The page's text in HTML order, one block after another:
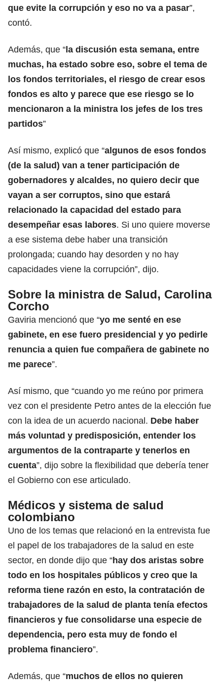
que evite la corrupción y eso no va a pasar”,
contó.
Además, que “la discusión esta semana, entre
muchas, ha estado sobre eso, sobre el tema de
los fondos territoriales, el riesgo de crear esos
fondos es alto y parece que ese riesgo se lo
mencionaron a la ministra los jefes de los tres
partidos”
Así mismo, explicó que “algunos de esos fondos
(de la salud) van a tener participación de
gobernadores y alcaldes, no quiero decir que
vayan a ser corruptos, sino que estará
relacionado la capacidad del estado para
desempeñar esas labores. Si uno quiere moverse
a ese sistema debe haber una transición
prolongada; cuando hay desorden y no hay
capacidades viene la corrupción”, dijo.
Sobre la ministra de Salud, Carolina
Corcho
Gaviria mencionó que “yo me senté en ese
gabinete, en ese fuero presidencial y yo pedirle
renuncia a quien fue compañera de gabinete no
me parece”.
Así mismo, que “cuando yo me reúno por primera
vez con el presidente Petro antes de la elección fue
con la idea de un acuerdo nacional. Debe haber
más voluntad y predisposición, entender los
argumentos de la contraparte y tenerlos en
cuenta”, dijo sobre la flexibilidad que debería tener
el Gobierno con ese articulado.
Médicos y sistema de salud
colombiano
Uno de los temas que relacionó en la entrevista fue
el papel de los trabajadores de la salud en este
sector, en donde dijo que “hay dos aristas sobre
todo en los hospitales públicos y creo que la
reforma tiene razón en esto, la contratación de
trabajadores de la salud de planta tenía efectos
financieros y fue consolidarse una especie de
dependencia, pero esta muy de fondo el
problema financiero”.
Además, que “muchos de ellos no quieren